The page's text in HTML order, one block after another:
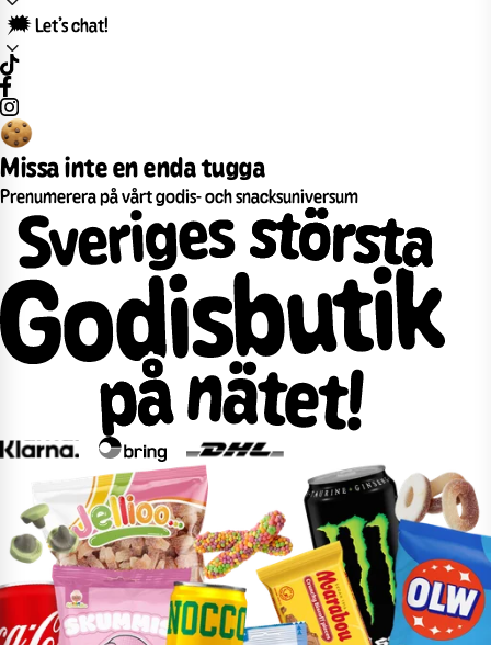
🗯️ Let’s chat!
Missa inte en enda tugga
Prenumerera på vårt godis- och snacksuniversum